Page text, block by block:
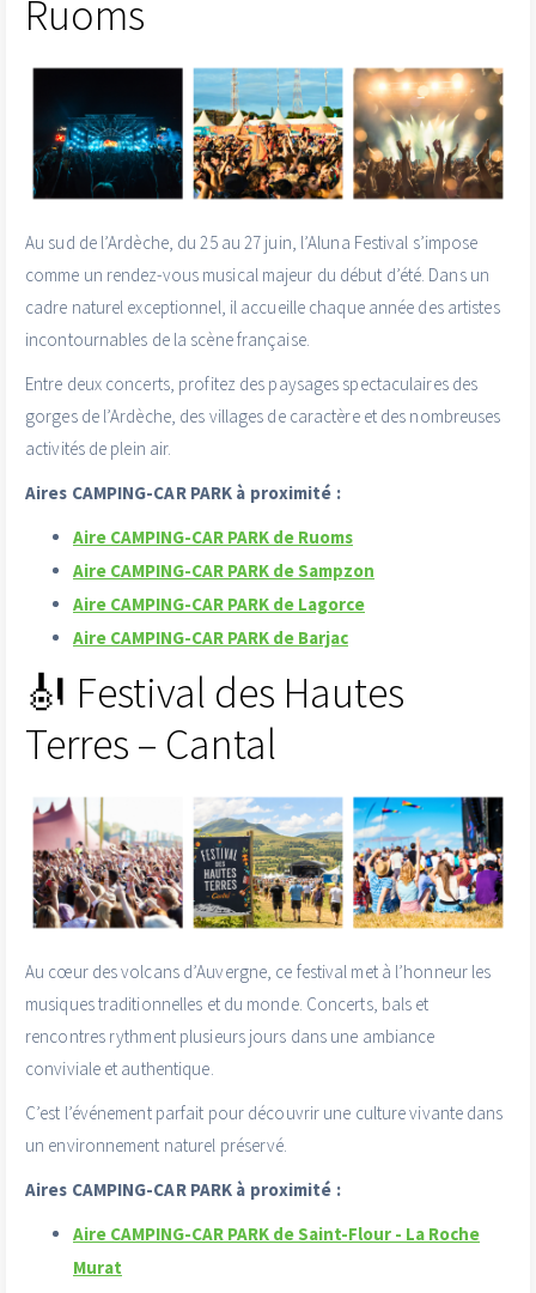
Ruoms
Au sud de l’Ardèche, du 25 au 27 juin, l’Aluna Festival s’impose
comme un rendez-vous musical majeur du début d’été. Dans un
cadre naturel exceptionnel, il accueille chaque année des artistes
incontournables de la scène française.
Entre deux concerts, profitez des paysages spectaculaires des
gorges de l’Ardèche, des villages de caractère et des nombreuses
activités de plein air.
Aires CAMPING-CAR PARK à proximité :
Aire CAMPING-CAR PARK de Ruoms
Aire CAMPING-CAR PARK de Sampzon
Aire CAMPING-CAR PARK de Lagorce
Aire CAMPING-CAR PARK de Barjac
🎻 Festival des Hautes
Terres – Cantal
Au cœur des volcans d’Auvergne, ce festival met à l’honneur les
musiques traditionnelles et du monde. Concerts, bals et
rencontres rythment plusieurs jours dans une ambiance
conviviale et authentique.
C’est l’événement parfait pour découvrir une culture vivante dans
un environnement naturel préservé.
Aires CAMPING-CAR PARK à proximité :
Aire CAMPING-CAR PARK de Saint-Flour - La Roche
Murat